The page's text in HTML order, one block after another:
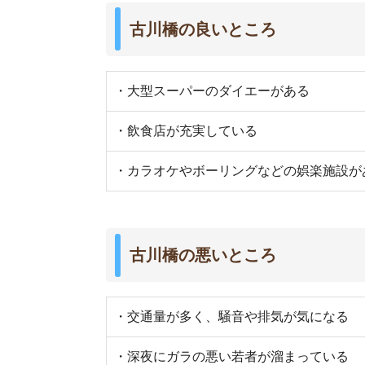
・深夜にガラの悪い若者が溜まっている
・一人暮らし向けの物件が少ない
実際に古川橋に行ってみました
南側の特徴
・ファミリーが多く、一人暮らし向けの物件が少
・駅前にスーパーがあり、買い物しやすい